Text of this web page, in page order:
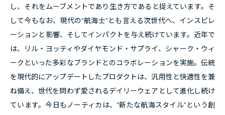
し、それをムーブメントであり生き方であると捉えています。そ
して今もなお、現代の“航海士”とも言える次世代へ、インスピレ
ーションと影響、そしてインパクトを与え続けています。 近年で
は、リル・ヨッティやダイヤモンド・サプライ、シャーク・ウィ
ークといった多彩なブランドとのコラボレーションを実施。伝統
を現代的にアップデートしたプロダクトは、汎用性と快適性を兼
ね備え、世代を問わず愛されるデイリーウェアとして進化し続け
ています。今日もノーティカは、“新たな航海スタイル”という創